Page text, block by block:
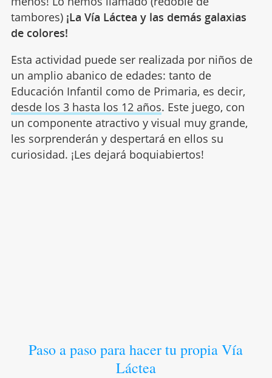
tambores) ¡La Vía Láctea y las demás galaxias
de colores!
Esta actividad puede ser realizada por niños de
un amplio abanico de edades: tanto de
Educación Infantil como de Primaria, es decir,
desde los 3 hasta los 12 años. Este juego, con
un componente atractivo y visual muy grande,
les sorprenderán y despertará en ellos su
curiosidad. ¡Les dejará boquiabiertos!
Paso a paso para hacer tu propia Vía
Láctea